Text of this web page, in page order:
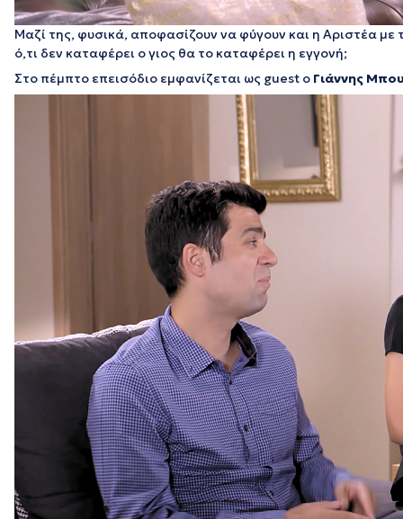
Μαζί της, φυσικά, αποφασίζουν να φύγουν και η Αριστέα
ό,τι δεν καταφέρει ο γιος θα το καταφέρει η εγγονή;
Στο πέμπτο επεισόδιο εμφανίζεται ως guest ο Γιάννης